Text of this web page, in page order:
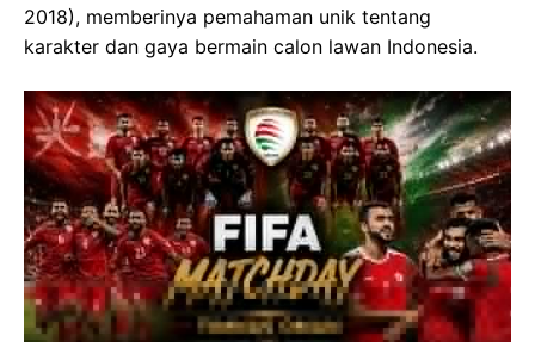
2018), memberinya pemahaman unik tentang
karakter dan gaya bermain calon lawan Indonesia.